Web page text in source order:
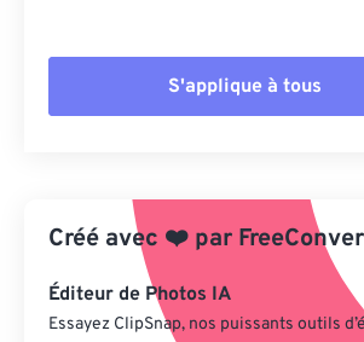
S'applique à tous
Appliquer à partir du préréglage
Enregistrer comme préréglage
Créé avec ❤️ par
Éditeur de Photos IA
Essayez ClipSnap, nos puissants outils